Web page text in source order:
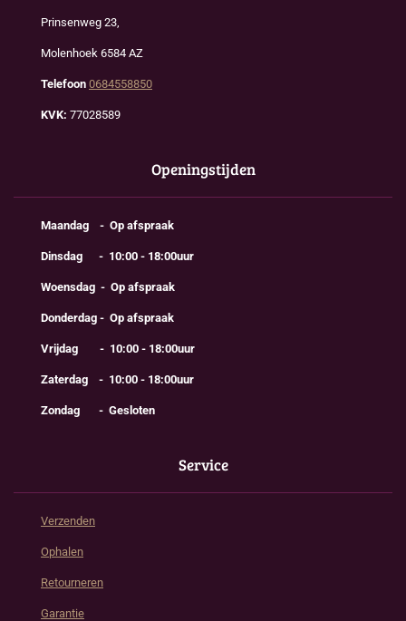
Prinsenweg 23,
Molenhoek 6584 AZ
Telefoon 0684558850
KVK: 77028589
Openingstijden
Maandag - Op afspraak
Dinsdag - 10:00 - 18:00uur
Woensdag - Op afspraak
Donderdag - Op afspraak
Vrijdag - 10:00 - 18:00uur
Zaterdag - 10:00 - 18:00uur
Zondag - Gesloten
Service
Verzenden
Ophalen
Retourneren
Garantie